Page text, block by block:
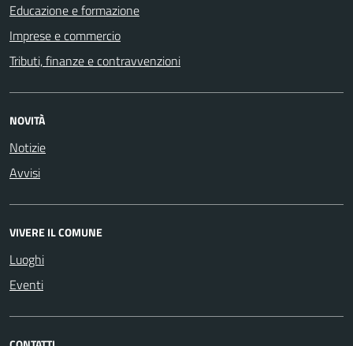
Educazione e formazione
Imprese e commercio
Tributi, finanze e contravvenzioni
NOVITÀ
Notizie
Avvisi
VIVERE IL COMUNE
Luoghi
Eventi